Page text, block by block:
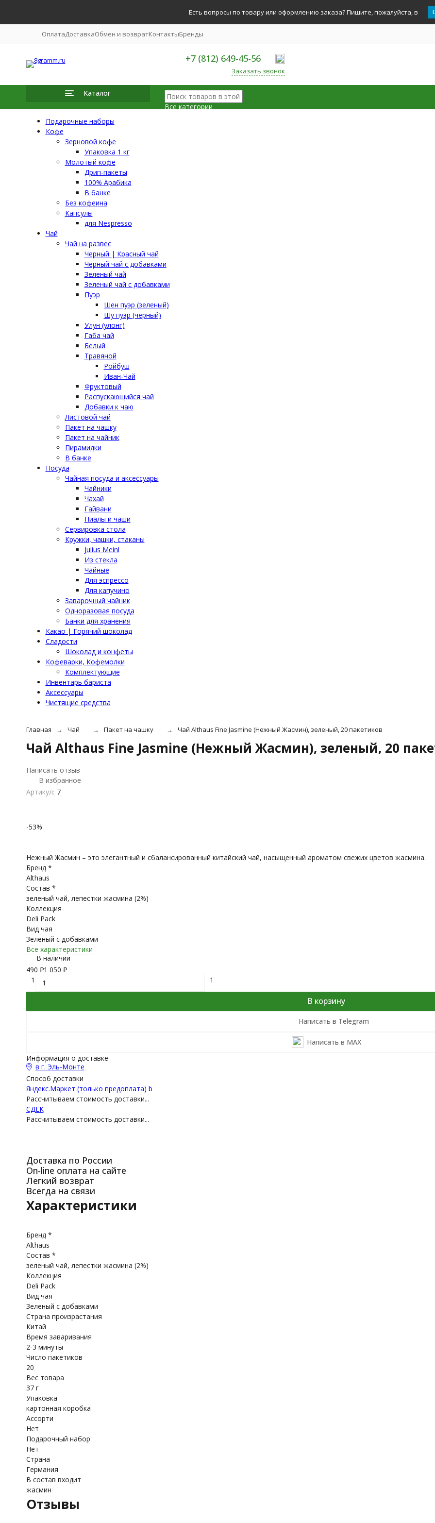
Есть вопросы по товару или оформлению заказа? Пишите, пожалуйста, в
ОплатаДоставкаОбмен и возвратКонтактыБренды
+7 (812) 649-45-56
Заказать звонок
Каталог
Все категории
Подарочные наборы
Кофе
Зерновой кофе
Упаковка 1 кг
Молотый кофе
Дрип-пакеты
100% Арабика
В банке
Без кофеина
Капсулы
для Nespresso
Чай
Чай на развес
Черный | Красный чай
Черный чай с добавками
Зеленый чай
Зеленый чай с добавками
Пуэр
Шен пуэр (зеленый)
Шу пуэр (черный)
Улун (улонг)
Габа чай
Белый
Травяной
Ройбуш
Иван-Чай
Фруктовый
Распускающийся чай
Добавки к чаю
Листовой чай
Пакет на чашку
Пакет на чайник
Пирамидки
В банке
Посуда
Чайная посуда и аксессуары
Чайники
Чахай
Гайвани
Пиалы и чаши
Сервировка стола
Кружки, чашки, стаканы
Julius Meinl
Из стекла
Чайные
Для эспрессо
Для капучино
Заварочный чайник
Одноразовая посуда
Банки для хранения
Какао | Горячий шоколад
Сладости
Шоколад и конфеты
Кофеварки, Кофемолки
Комплектующие
Инвентарь бариста
Аксессуары
Чистящие средства
Главная Чай Пакет на чашку Чай Althaus Fine Jasmine (Нежный Жасмин), зеленый, 20 пакетиков
Чай Althaus Fine Jasmine (Нежный Жасмин), зеленый, 20
Написать отзыв
В избранное
Артикул: 7
-53%
Нежный Жасмин – это элегантный и сбалансированный китайский чай, насыщенный ароматом свежих цветов жасмина.
Бренд *
Althaus
Состав *
зеленый чай, лепестки жасмина (2%)
Коллекция
Deli Pack
Вид чая
Зеленый с добавками
Все характеристики
В наличии
490 ₽1 050 ₽
1
1
В корзину
Написать в Telegram
Написать в MAX
Информация о доставке
в г. Эль-Монте
Способ доставки
Яндекс.Маркет (только предоплата) b
Рассчитываем стоимость доставки...
СДEК
Рассчитываем стоимость доставки...
Доставка по России
On-line оплата на сайте
Легкий возврат
Всегда на связи
Характеристики
Бренд *
Althaus
Состав *
зеленый чай, лепестки жасмина (2%)
Коллекция
Deli Pack
Вид чая
Зеленый с добавками
Страна произрастания
Китай
Время заваривания
2-3 минуты
Число пакетиков
20
Вес товара
37 г
Упаковка
картонная коробка
Ассорти
Нет
Подарочный набор
Нет
Страна
Германия
В состав входит
жасмин
Отзывы